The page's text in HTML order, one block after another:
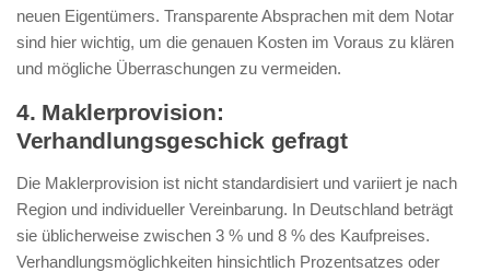
neuen Eigentümers. Transparente Absprachen mit dem Notar
sind hier wichtig, um die genauen Kosten im Voraus zu klären
und mögliche Überraschungen zu vermeiden.
4. Maklerprovision:
Verhandlungsgeschick gefragt
Die Maklerprovision ist nicht standardisiert und variiert je nach
Region und individueller Vereinbarung. In Deutschland beträgt
sie üblicherweise zwischen 3 % und 8 % des Kaufpreises.
Verhandlungsmöglichkeiten hinsichtlich Prozentsatzes oder